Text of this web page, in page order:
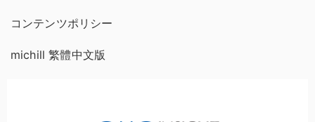
コンテンツポリシー
michill 繁體中文版